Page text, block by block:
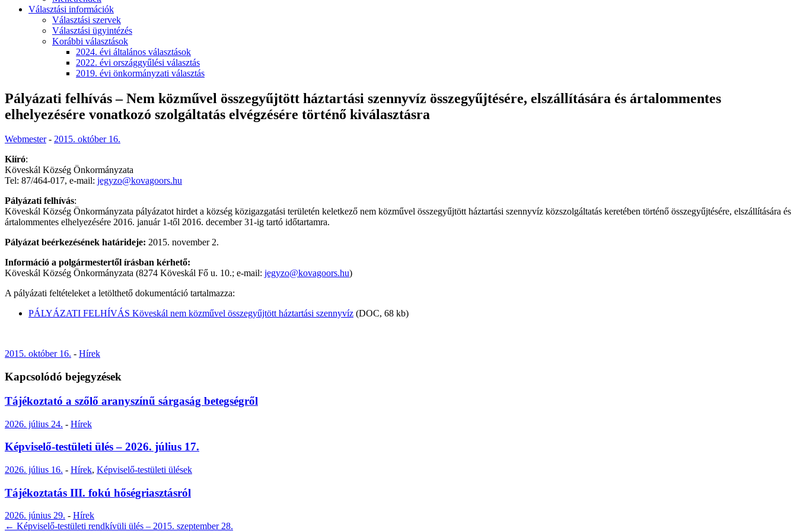
Választási információk
Választási szervek
Választási ügyintézés
Korábbi választások
2024. évi általános választások
2022. évi országgyűlési választás
2019. évi önkormányzati választás
Pályázati felhívás – Nem közművel összegyűjtött háztartási szennyvíz összegyűjtésére, elszállítására és ártalommentes
elhelyezésére vonatkozó szolgáltatás elvégzésére történő kiválasztásra
Webmester- 2015. október 16.
Kiíró:
Köveskál Község Önkormányzata
Tel: 87/464-017, e-mail: jegyzo@kovagoors.hu
Pályázati felhívás:
Köveskál Község Önkormányzata pályázatot hirdet a község közigazgatási területén keletkező nem közművel összegyűjtött háztartási szennyvíz közszolgáltatás keretében történő összegyűjtésére, elszállítására és
ártalommentes elhelyezésére 2016. január 1-től 2016. december 31-ig tartó időtartamra.
Pályázat beérkezésének határideje: 2015. november 2.
Információ a polgármestertől írásban kérhető:
Köveskál Község Önkormányzata (8274 Köveskál Fő u. 10.; e-mail: jegyzo@kovagoors.hu)
A pályázati feltételeket a letölthető dokumentáció tartalmazza:
PÁLYÁZATI FELHÍVÁS Köveskál nem közművel összegyűjtött háztartási szennyvíz (DOC, 68 kb)
2015. október 16. - Hírek
Kapcsolódó bejegyzések
Tájékoztató a szőlő aranyszínű sárgaság betegségről
2026. július 24. - Hírek
Képviselő-testületi ülés – 2026. július 17.
2026. július 16. - Hírek, Képviselő-testületi ülések
Tájékoztatás III. fokú hőségriasztásról
2026. június 29. - Hírek
← Képviselő-testületi rendkívüli ülés – 2015. szeptember 28.